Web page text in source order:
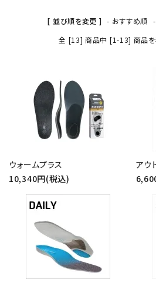
[ 並び順を変更 ] - おすすめ順
全 [13] 商品中 [1-13] 商品を
ウォームプラス
10,340円(税込)
アウ